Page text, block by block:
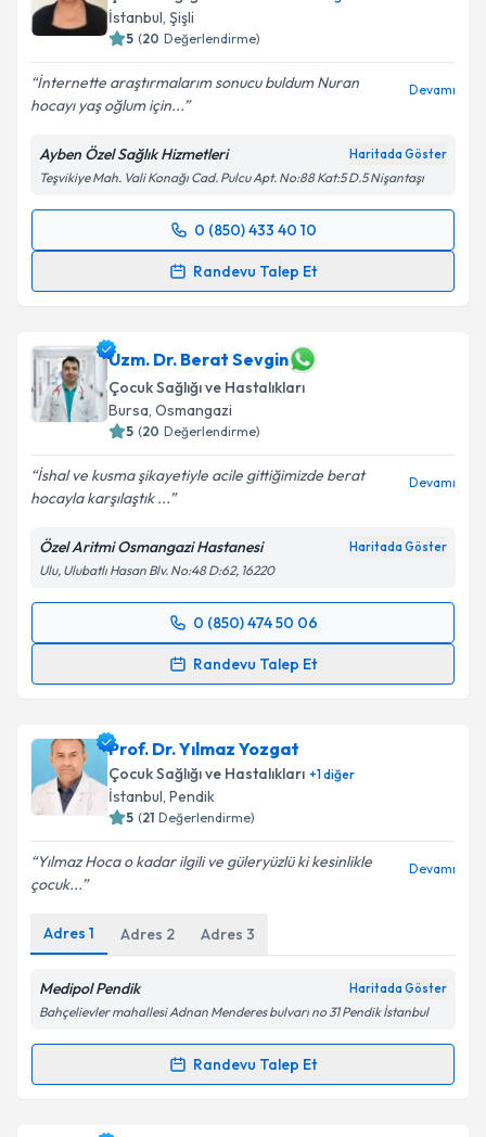
E-posta Adresiniz
Kişisel verilerimin işlenmesine ilişkin
kapsamda işlenmesini kabul ediyorum.
Takvim Talebini Gönder
İstanbul, Şişli
5 (20 Değerlendirme)
İnternette araştırmalarım sonucu buldum Nuran
hocayı yaş oğlum için...
Devamı
Ayben Özel Sağlık Hizmetleri Haritada Göster
Teşvikiye Mah. Vali Konağı Cad. Pulcu Apt. No:88 Kat:5 D.5 Nişantaşı
0 (850) 433 40 10
Randevu Talep Et
Randevu Takvimi Talebi
takvim hazırlandığında e-posta ile bilgilendireceğiz.
E-posta Adresiniz
Kişisel verilerimin işlenmesine ilişkin
kapsamda işlenmesini kabul ediyorum.
Takvim Talebini Gönder
Uzm. Dr. Berat Sevgin
Çocuk Sağlığı ve Hastalıkları
Bursa, Osmangazi
5 (20 Değerlendirme)
İshal ve kusma şikayetiyle acile gittiğimizde berat
hocayla karşılaştık ...
Devamı
Özel Aritmi Osmangazi Hastanesi Haritada Göster
Ulu, Ulubatlı Hasan Blv. No:48 D:62, 16220
0 (850) 474 50 06
Randevu Talep Et
Randevu Takvimi Talebi
takvim hazırlandığında e-posta ile bilgilendireceğiz.
E-posta Adresiniz
kapsamda işlenmesini kabul ediyorum.
Takvim Talebini Gönder
Prof. Dr. Yılmaz Yozgat
Çocuk Sağlığı ve Hastalıkları +1diğer
İstanbul, Pendik
5 (21 Değerlendirme)
Yılmaz Hoca o kadar ilgili ve güleryüzlü ki kesinlikle
çocuk...
Devamı
Adres 1 Adres 2 Adres 3
Medipol Pendik Haritada Göster
Bahçelievler mahallesi Adnan Menderes bulvarı no 31 Pendik İstanbul
Randevu Talep Et
Randevu Takvimi Talebi